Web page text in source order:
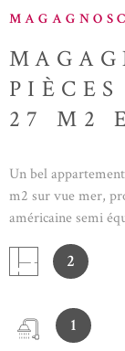
27 M2
Un bel
m2 sur vue mer,
américaine semi
terrasse de 27 m2
commerces et
CONDITIONS
REVENU
2
1